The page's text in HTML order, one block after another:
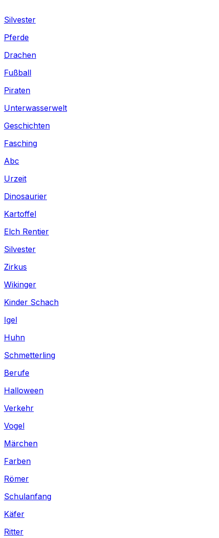
Silvester
Pferde
Drachen
Fußball
Piraten
Unterwasserwelt
Geschichten
Fasching
Abc
Urzeit
Dinosaurier
Kartoffel
Elch Rentier
Silvester
Zirkus
Wikinger
Kinder Schach
Igel
Huhn
Schmetterling
Berufe
Halloween
Verkehr
Vogel
Märchen
Farben
Römer
Schulanfang
Käfer
Ritter